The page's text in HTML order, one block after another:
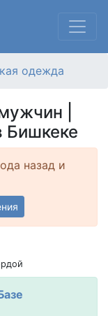
одежда
|
Бишкеке
назад и